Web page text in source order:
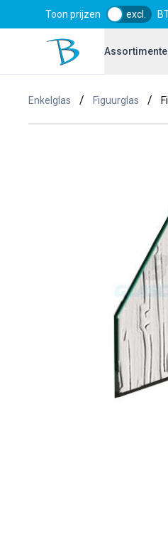
Toon prijzen excl.
Bol Glascentrum B.V.
Enkelglas / Figuurglas /